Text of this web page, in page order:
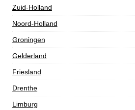
Zuid-Holland
Noord-Holland
Groningen
Gelderland
Friesland
Drenthe
Limburg